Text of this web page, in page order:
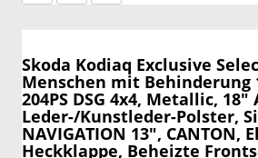
Skoda Kodiaq Exclusive
Menschen mit Behinderung
204PS DSG 4x4, Metallic, 18"
Leder-/Kunstleder-Polster,
NAVIGATION 13", CANTON,
Heckklappe, Beheizte